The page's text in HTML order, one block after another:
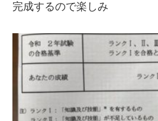
完成するので楽しみ